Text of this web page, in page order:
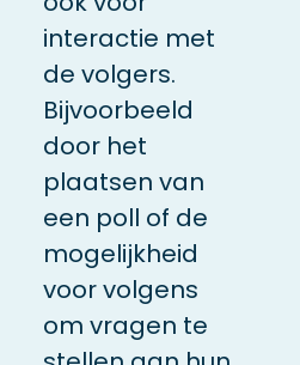
interactie met
de volgers.
Bijvoorbeeld
door het
plaatsen van
een poll of de
mogelijkheid
voor volgens
om vragen te